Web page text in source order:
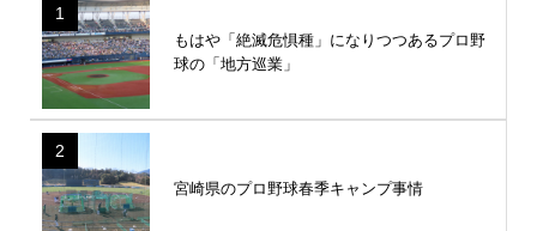
1
もはや「絶滅危惧種」になりつつあるプロ野
球の「地方巡業」
2
宮崎県のプロ野球春季キャンプ事情